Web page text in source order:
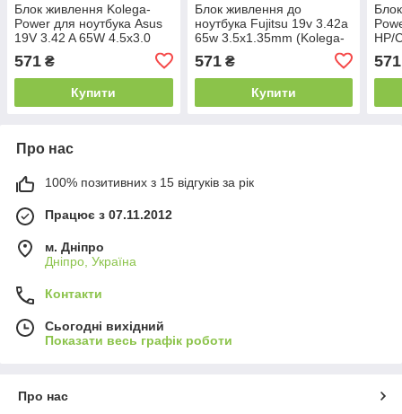
Блок живлення Kolega-
Power для ноутбука Asus
19V 3.42 A 65W 4.5x3.0
571 ₴
Купити
Блок живлення до
ноутбука Fujitsu 19v 3.42a
65w 3.5x1.35mm (Kolega-
Power (A++)) 24 міс.гар.
571₴
Купити
HP/
міс)
571
Про нас
100% позитивних з 15 відгуків за рік
Працює з 07.11.2012
м. Дніпро
Дніпро, Україна
Контакти
Сьогодні вихідний
Показати весь графік роботи
Про нас